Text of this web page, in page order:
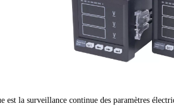
la surveillance continue des paramètres